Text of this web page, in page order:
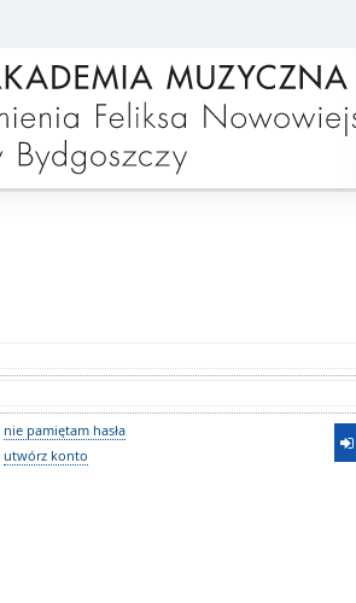
nie pamiętam hasła
utwórz konto